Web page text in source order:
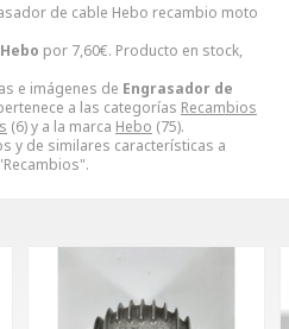
de cable Hebo recambio moto
por 7,60€. Producto en stock,
e imágenes de Engrasador de
a las categorías Recambios
(6) y a la marca Hebo (75).
y de similares características a